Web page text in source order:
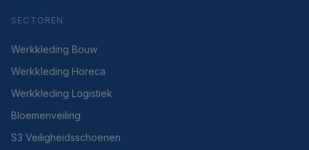
SECTOREN
Werkkleding Bouw
Werkkleding Horeca
Werkkleding Logistiek
Bloemenveiling
S3 Veiligheidsschoenen